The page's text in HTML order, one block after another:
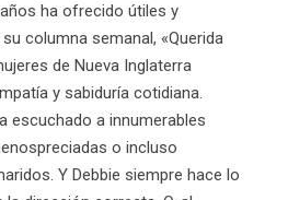
ha ofrecido útiles y
columna semanal, «Querida
de Nueva Inglaterra
y sabiduría cotidiana.
escuchado a innumerables
o incluso
Y Debbie siempre hace lo